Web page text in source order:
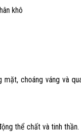
khô
mặt, choáng váng và
thể chất và tinh thần.